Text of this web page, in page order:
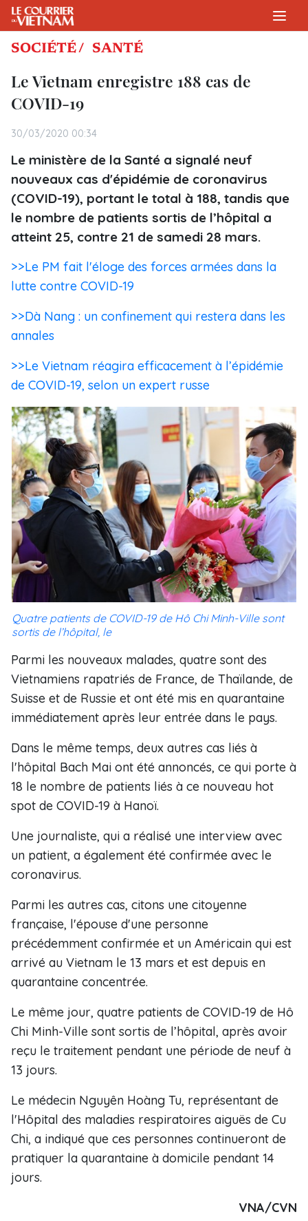
SOCIÉTÉ / SANTÉ
Le Vietnam enregistre 188 cas de
COVID-19
30/03/2020 00:34
Le ministère de la Santé a signalé neuf
nouveaux cas d'épidémie de coronavirus
(COVID-19), portant le total à 188, tandis que
le nombre de patients sortis de l’hôpital a
atteint 25, contre 21 de samedi 28 mars.
>>Le PM fait l'éloge des forces armées dans la
lutte contre COVID-19
>>Dà Nang : un confinement qui restera dans les
annales
>>Le Vietnam réagira efficacement à l’épidémie
de COVID-19, selon un expert russe
Quatre patients de COVID-19 de Hô Chi Minh-Ville sont
sortis de l’hôpital, le
Parmi les nouveaux malades, quatre sont des
Vietnamiens rapatriés de France, de Thaïlande, de
Suisse et de Russie et ont été mis en quarantaine
immédiatement après leur entrée dans le pays.
Dans le même temps, deux autres cas liés à
l'hôpital Bach Mai ont été annoncés, ce qui porte à
18 le nombre de patients liés à ce nouveau hot
spot de COVID-19 à Hanoï.
Une journaliste, qui a réalisé une interview avec
un patient, a également été confirmée avec le
coronavirus.
Parmi les autres cas, citons une citoyenne
française, l'épouse d'une personne
précédemment confirmée et un Américain qui est
arrivé au Vietnam le 13 mars et est depuis en
quarantaine concentrée.
Le même jour, quatre patients de COVID-19 de Hô
Chi Minh-Ville sont sortis de l’hôpital, après avoir
reçu le traitement pendant une période de neuf à
13 jours.
Le médecin Nguyên Hoàng Tu, représentant de
l'Hôpital des maladies respiratoires aiguës de Cu
Chi, a indiqué que ces personnes continueront de
pratiquer la quarantaine à domicile pendant 14
jours.
VNA/CVN